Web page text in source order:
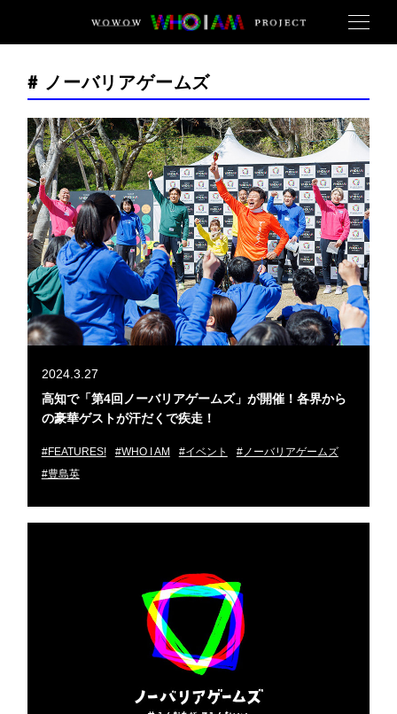
# ノーバリアゲームズ
2024.3.27
高知で「第4回ノーバリアゲームズ」が開催！各界から
の豪華ゲストが汗だくで疾走！
#FEATURES! #WHO I AM #イベント
#ノーバリアゲームズ
#豊島英